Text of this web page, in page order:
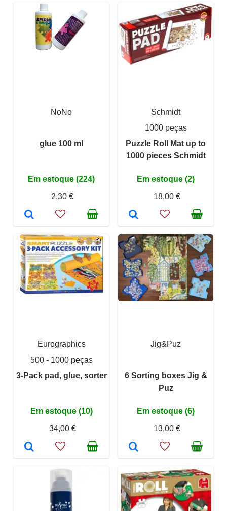
NoNo
glue 100 ml
Em estoque (224)
2,30 €
Schmidt
1000 peças
Puzzle Roll Mat up to
1000 pieces Schmidt
Em estoque (2)
18,00 €
Eurographics
500 - 1000 peças
3-Pack pad, glue, sorter
Em estoque (10)
34,00 €
Jig&Puz
6 Sorting boxes Jig &
Puz
Em estoque (6)
13,00 €